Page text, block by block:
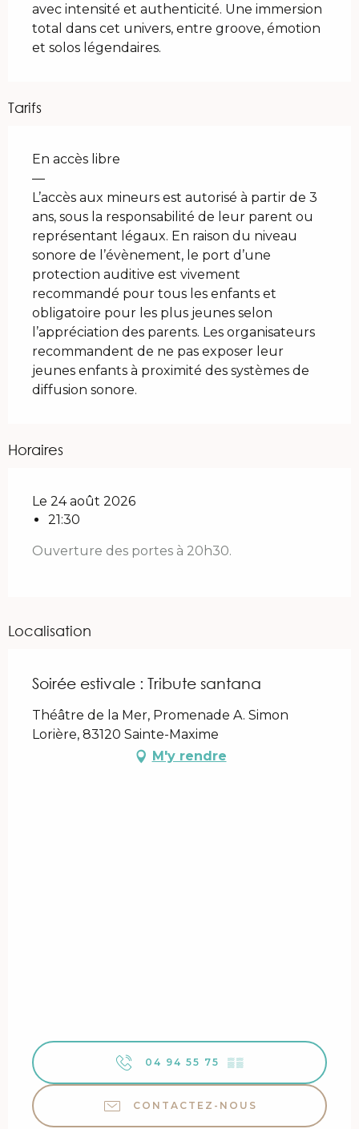
avec intensité et authenticité. Une immersion
total dans cet univers, entre groove, émotion
et solos légendaires.
Tarifs
En accès libre
—
L’accès aux mineurs est autorisé à partir de 3
ans, sous la responsabilité de leur parent ou
représentant légaux. En raison du niveau
sonore de l’évènement, le port d’une
protection auditive est vivement
recommandé pour tous les enfants et
obligatoire pour les plus jeunes selon
l’appréciation des parents. Les organisateurs
recommandent de ne pas exposer leur
jeunes enfants à proximité des systèmes de
diffusion sonore.
Horaires
Le 24 août 2026
21:30
Ouverture des portes à 20h30.
Localisation
Soirée estivale : Tribute santana
Théâtre de la Mer, Promenade A. Simon
Lorière, 83120 Sainte-Maxime
M'y rendre
04 94 55 75 ▒▒
CONTACTEZ-NOUS